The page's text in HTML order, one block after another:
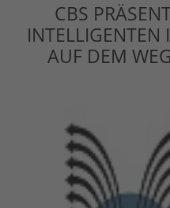
CBS
AUF DEM